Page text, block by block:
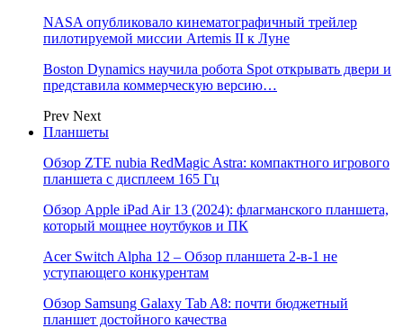
NASA опубликовало кинематографичный трейлер
пилотируемой миссии Artemis II к Луне
Boston Dynamics научила робота Spot открывать двери и
представила коммерческую версию…
Prev Next
Планшеты
Обзор ZTE nubia RedMagic Astra: компактного игрового
планшета с дисплеем 165 Гц
Обзор Apple iPad Air 13 (2024): флагманского планшета,
который мощнее ноутбуков и ПК
Acer Switch Alpha 12 – Обзор планшета 2-в-1 не
уступающего конкурентам
Обзор Samsung Galaxy Tab A8: почти бюджетный
планшет достойного качества